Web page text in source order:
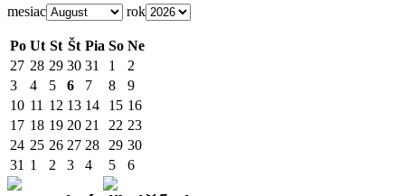
mesiac rok
Po Ut St Št Pia So Ne
27 28 29 30 31 1
2
3
4 5 6 7 8
9
10 11 12 13 14 15 16
17 18 19 20 21 22 23
24 25 26 27 28 29 30
31 1 2 3 4 5 6